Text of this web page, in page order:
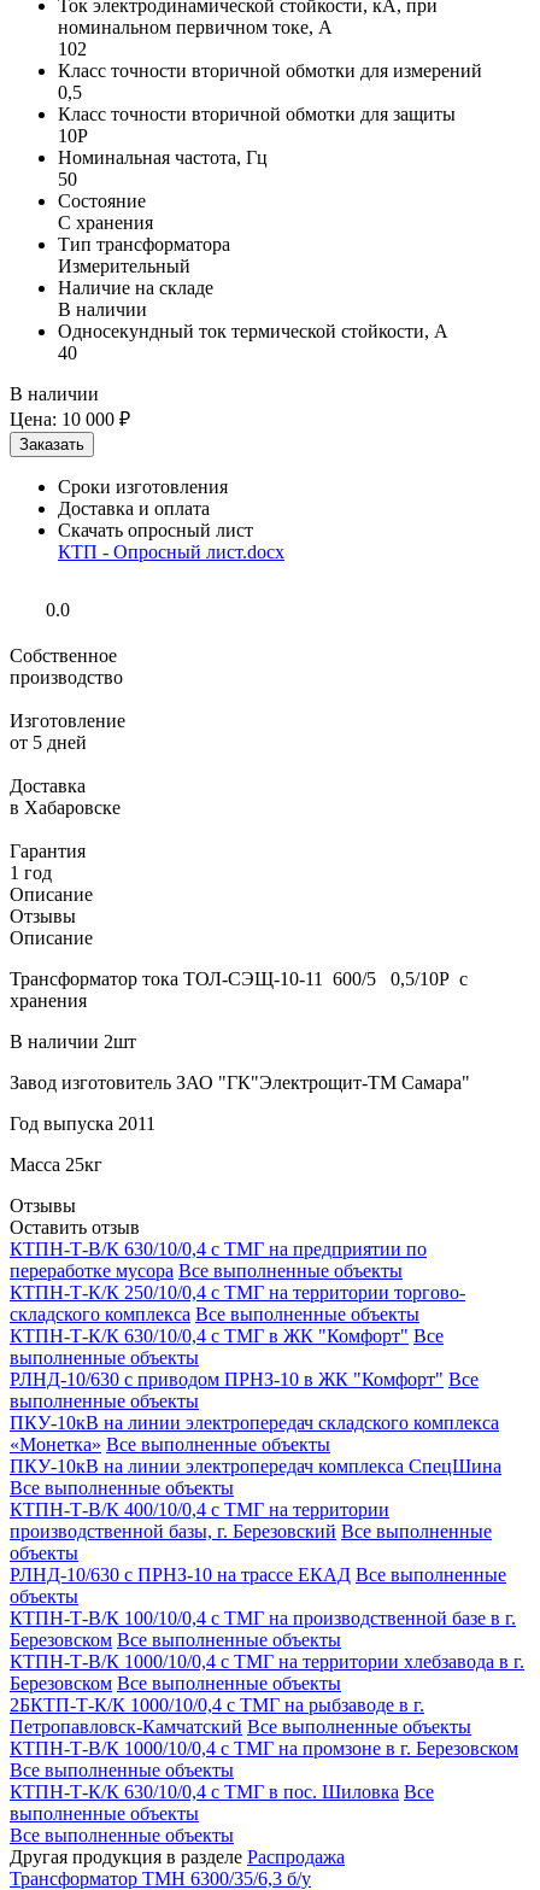
Ток электродинамической стойкости, кА, при
номинальном первичном токе, А
102
Класс точности вторичной обмотки для измерений
0,5
Класс точности вторичной обмотки для защиты
10Р
Номинальная частота, Гц
50
Состояние
С хранения
Тип трансформатора
Измерительный
Наличие на складе
В наличии
Односекундный ток термической стойкости, А
40
В наличии
Цена: 10 000 ₽
Сроки изготовления
Доставка и оплата
Скачать опросный лист
КТП - Опросный лист.docx
0.0
Собственное
производство
Изготовление
от 5 дней
Доставка
в Хабаровске
Гарантия
1 год
Описание
Отзывы
Описание
Трансформатор тока ТОЛ-СЭЩ-10-11 600/5 0,5/10Р с
хранения
В наличии 2шт
Завод изготовитель ЗАО "ГК"Электрощит-ТМ Самара"
Год выпуска 2011
Масса 25кг
Отзывы
Оставить отзыв
КТПН-Т-В/К 630/10/0,4 с ТМГ на предприятии по
переработке мусора Все выполненные объекты
КТПН-Т-К/К 250/10/0,4 с ТМГ на территории торгово-
складского комплекса Все выполненные объекты
КТПН-Т-К/К 630/10/0,4 с ТМГ в ЖК "Комфорт" Все
выполненные объекты
РЛНД-10/630 с приводом ПРНЗ-10 в ЖК "Комфорт" Все
выполненные объекты
ПКУ-10кВ на линии электропередач складского комплекса
«Монетка» Все выполненные объекты
ПКУ-10кВ на линии электропередач комплекса СпецШина
Все выполненные объекты
КТПН-Т-В/К 400/10/0,4 с ТМГ на территории
производственной базы, г. Березовский Все выполненные
объекты
РЛНД-10/630 с ПРНЗ-10 на трассе ЕКАД Все выполненные
объекты
КТПН-Т-В/К 100/10/0,4 с ТМГ на производственной базе в г.
Березовском Все выполненные объекты
КТПН-Т-В/К 1000/10/0,4 с ТМГ на территории хлебзавода в г.
Березовском Все выполненные объекты
2БКТП-Т-К/К 1000/10/0,4 с ТМГ на рыбзаводе в г.
Петропавловск-Камчатский Все выполненные объекты
КТПН-Т-В/К 1000/10/0,4 с ТМГ на промзоне в г. Березовском
Все выполненные объекты
КТПН-Т-К/К 630/10/0,4 с ТМГ в пос. Шиловка Все
выполненные объекты
Все выполненные объекты
Другая продукция в разделе Распродажа
Трансформатор ТМН 6300/35/6,3 б/у